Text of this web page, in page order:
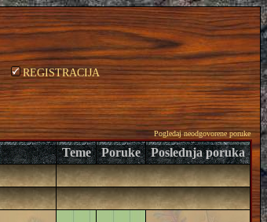
REGISTRACIJA
Pogledaj neodgovorene poruke
Teme Poruke Poslednja poruka